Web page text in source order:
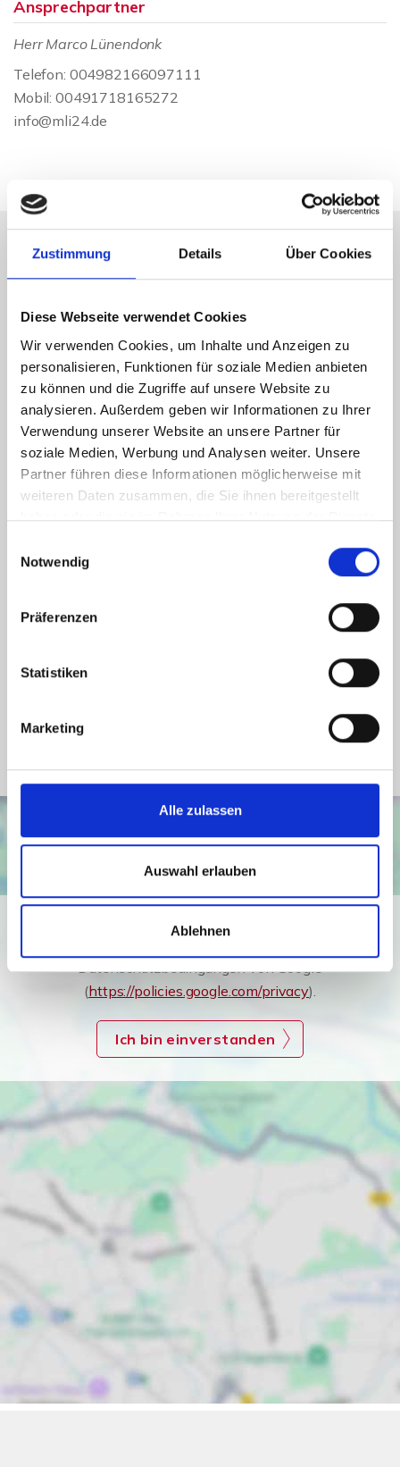
Zustimmung Details Über Cookies
Diese Webseite verwendet Cookies
Wir verwenden Cookies, um Inhalte und Anzeigen zu
personalisieren, Funktionen für soziale Medien anbieten
zu können und die Zugriffe auf unsere Website zu
analysieren. Außerdem geben wir Informationen zu Ihrer
Verwendung unserer Website an unsere Partner für
soziale Medien, Werbung und Analysen weiter. Unsere
Partner führen diese Informationen möglicherweise mit
weiteren Daten zusammen, die Sie ihnen bereitgestellt
haben oder die sie im Rahmen Ihrer Nutzung der Dienste
Notwendig
Präferenzen
Statistiken
Marketing
Alle zulassen
Auswahl erlauben
Ablehnen
Ansprechpartner
Herr Marco Lünendonk
Telefon: 004982166097111
Mobil: 00491718165272
info@mli24.de
Energieausweis (Verbrauchsausweis)
112,70 kWh / (m²*a)
Energieverbrauchskennwert
Weitere Informationen
Energieausweis gültig bis
ab dem 1.5.2014
Energieausweis Baujahr
Heizung
Zentralheizung
Ich bin damit einverstanden, dass mir Karten von Google
Datenschutzbedingungen von Google
(https://policies.google.com/privacy).
Ich bin einverstanden